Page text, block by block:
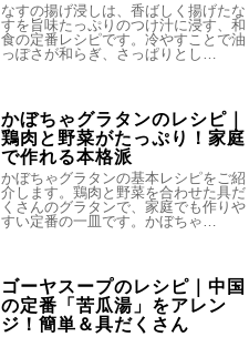
なすの揚げ浸しは、香ばしく揚げたな
すを旨味たっぷりのつけ汁に浸す、和
食の定番レシピです。冷やすことで油
っぽさが和らぎ、さっぱりとし…
かぼちゃグラタンのレシピ｜
鶏肉と野菜がたっぷり！家庭
で作れる本格派
かぼちゃグラタンの基本レシピをご紹
介します。鶏肉と野菜を合わせた具だ
くさんのグラタンで、家庭でも作りや
すい定番の一皿です。かぼちゃ…
ゴーヤスープのレシピ｜中国
の定番「苦瓜湯」をアレン
ジ！簡単＆具だくさん